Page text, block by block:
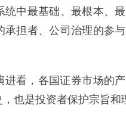
统中最基础、最根本、
承担者、公司治理的参
，各国证券市场的产
也是投资者保护宗旨和